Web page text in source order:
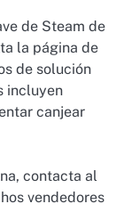
de Steam de
la página de
de solución
incluyen
canjear
contacta al
vendedores